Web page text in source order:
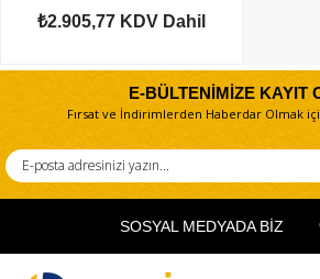
₺2.905,77 KDV Dahil
E-BÜLTENİMİZE KAYIT
Fırsat ve İndirimlerden Haberdar Olmak
SOSYAL MEDYADA BİZ